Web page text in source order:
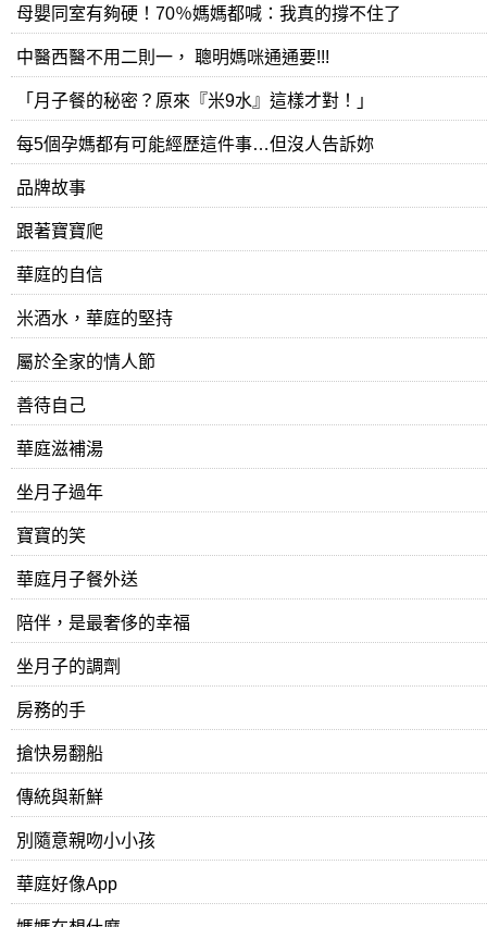
母嬰同室有夠硬！70％媽媽都喊：我真的撐不住了
中醫西醫不用二則一， 聰明媽咪通通要!!!
「月子餐的秘密？原來『米9水』這樣才對！」
每5個孕媽都有可能經歷這件事…但沒人告訴妳
品牌故事
跟著寶寶爬
華庭的自信
米酒水，華庭的堅持
屬於全家的情人節
善待自己
華庭滋補湯
坐月子過年
寶寶的笑
華庭月子餐外送
陪伴，是最奢侈的幸福
坐月子的調劑
房務的手
搶快易翻船
傳統與新鮮
別隨意親吻小小孩
華庭好像App